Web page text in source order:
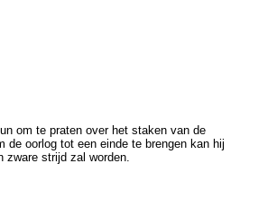
om te praten over het staken van de
oorlog tot een einde te brengen kan hij
strijd zal worden.